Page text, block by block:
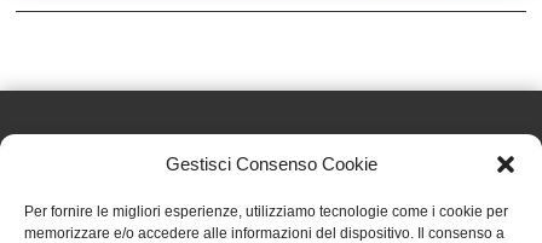
Gestisci Consenso Cookie
Per fornire le migliori esperienze, utilizziamo tecnologie come i cookie per
memorizzare e/o accedere alle informazioni del dispositivo. Il consenso a
Effatà Editrice di Pellegrino Paolo SAS
C.F. e P.IVA 09655250018